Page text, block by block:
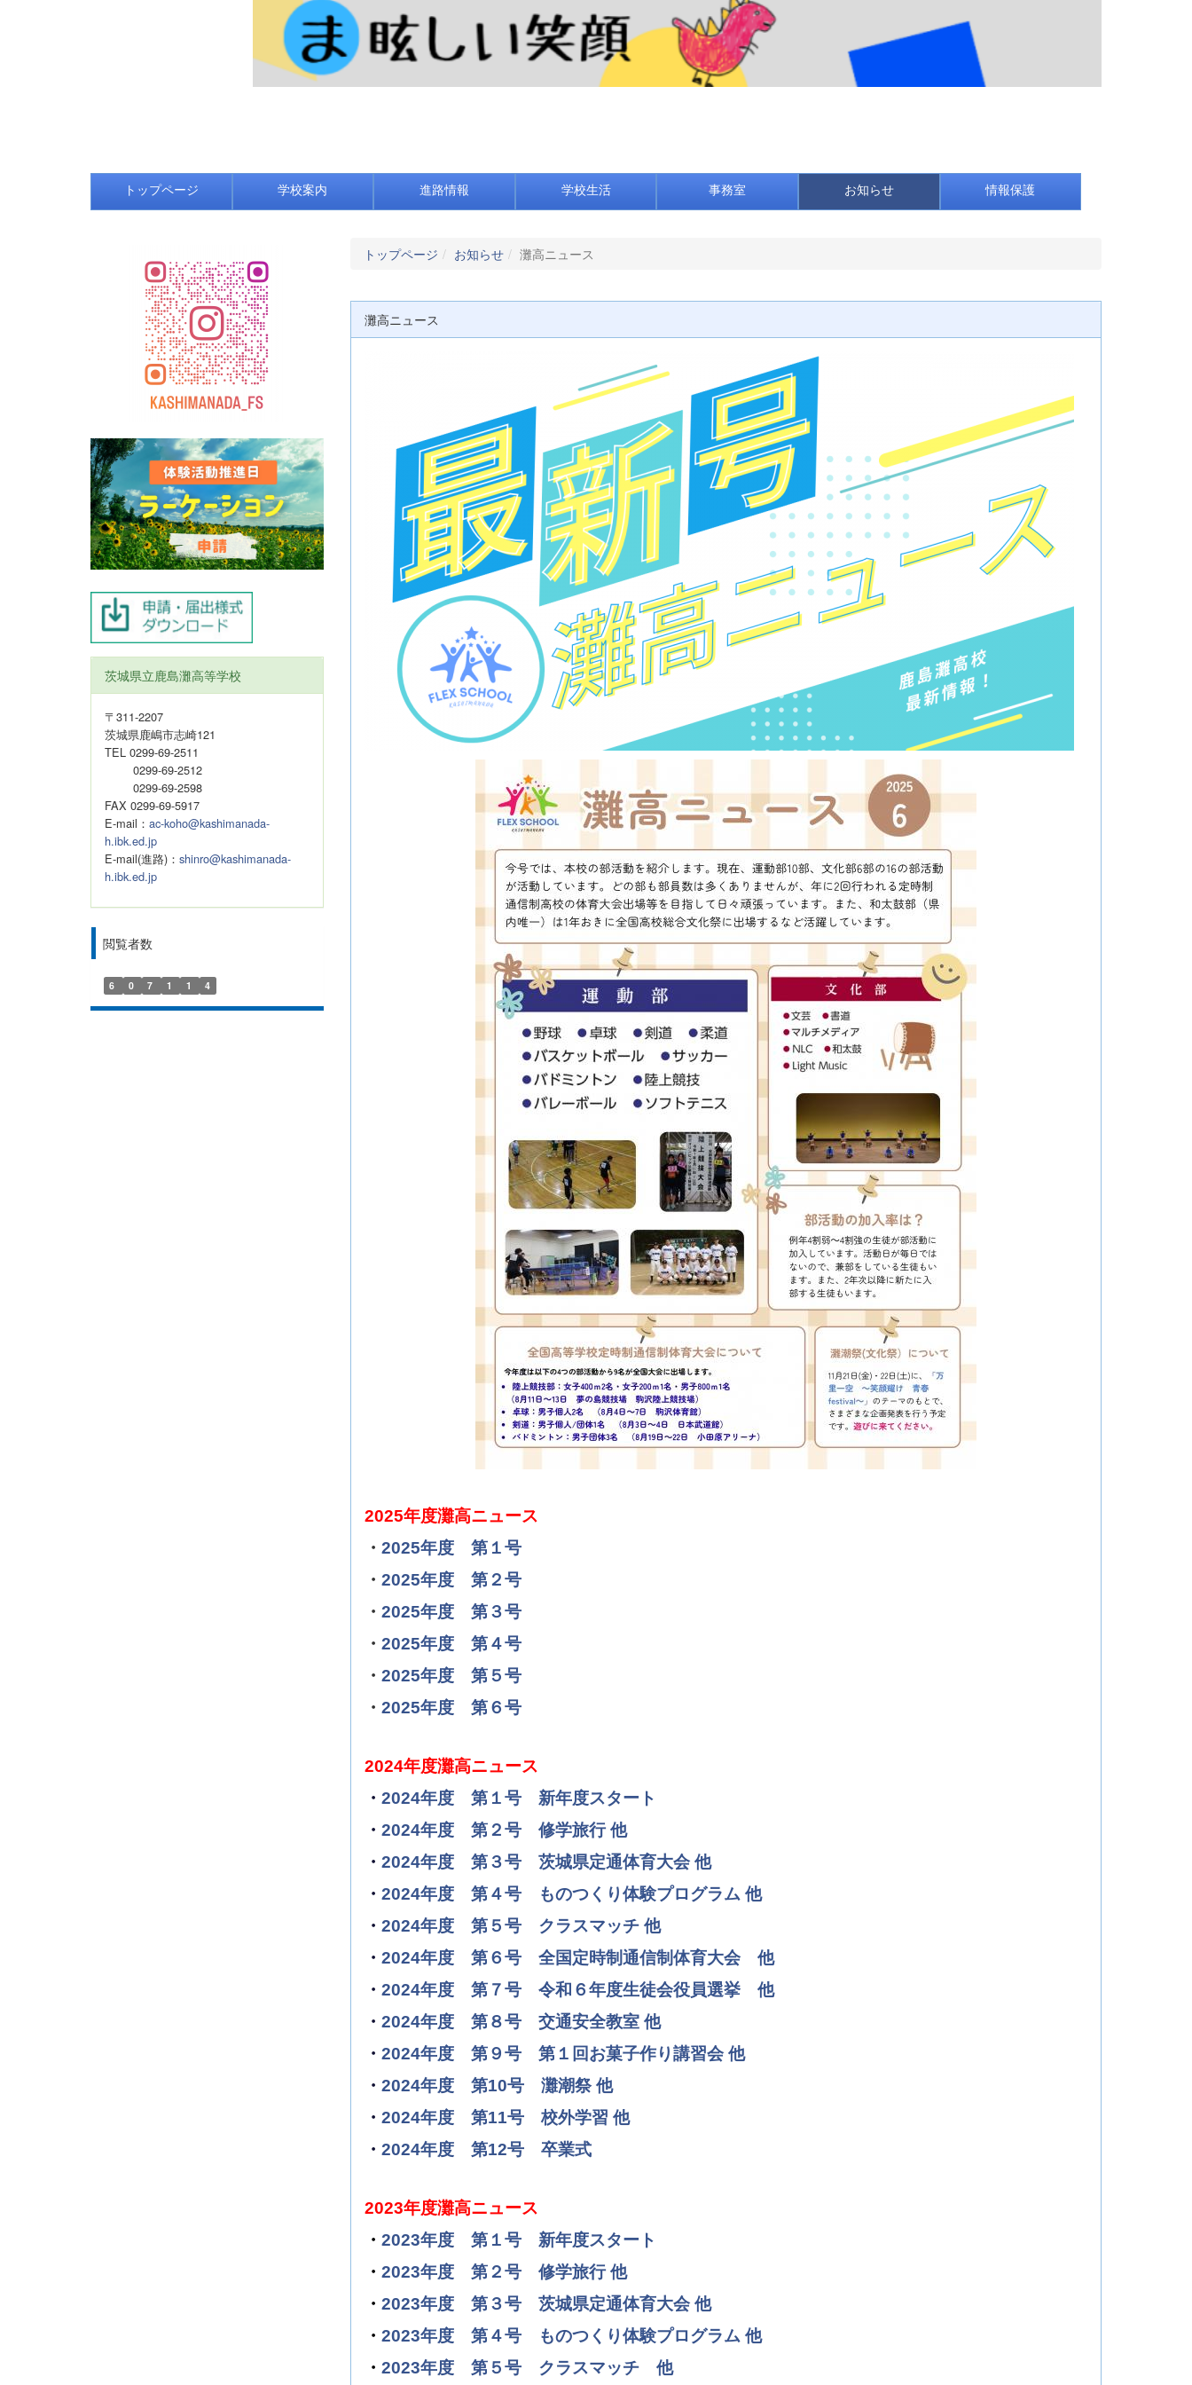
トップページ 学校案内 進路情報 学校生活 事務室 お知らせ 情報保護
トップページ お知らせ 灘高ニュース
灘高ニュース
2025年度灘高ニュース
・ 2025年度 第１号
・ 2025年度 第２号
・ 2025年度 第３号
・ 2025年度 第４号
・ 2025年度 第５号
・ 2025年度 第６号
2024年度灘高ニュース
・ 2024年度 第１号 新年度スタート
・ 2024年度 第２号 修学旅行 他
・ 2024年度 第３号 茨城県定通体育大会 他
・ 2024年度 第４号 ものつくり体験プログラム 他
・ 2024年度 第５号 クラスマッチ 他
・ 2024年度 第６号 全国定時制通信制体育大会 他
・ 2024年度 第７号 令和６年度生徒会役員選挙 他
・ 2024年度 第８号 交通安全教室 他
・ 2024年度 第９号 第１回お菓子作り講習会 他
・ 2024年度 第10号 灘潮祭 他
・ 2024年度 第11号 校外学習 他
・ 2024年度 第12号 卒業式
2023年度灘高ニュース
・ 2023年度 第１号 新年度スタート
・ 2023年度 第２号 修学旅行 他
・ 2023年度 第３号 茨城県定通体育大会 他
・ 2023年度 第４号 ものつくり体験プログラム 他
・ 2023年度 第５号 クラスマッチ 他
茨城県立鹿島灘高等学校
〒311-2207
茨城県鹿嶋市志崎121
TEL 0299-69-2511
0299-69-2512
0299-69-2598
FAX 0299-69-5917
E-mail： ac-koho@kashimanada-
h.ibk.ed.jp
E-mail(進路)： shinro@kashimanada-
h.ibk.ed.jp
閲覧者数
6 0 7 1 1 4